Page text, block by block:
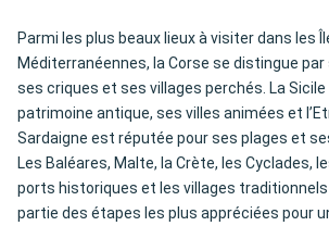
Parmi les plus beaux lieux à visiter dans les
Méditerranéennes, la Corse se distingue
ses criques et ses villages perchés. La
patrimoine antique, ses villes animées et
Sardaigne est réputée pour ses plages et
Les Baléares, Malte, la Crète, les Cyclades,
ports historiques et les villages
partie des étapes les plus appréciées pour